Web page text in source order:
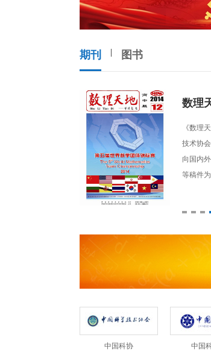
期刊 图书
数理
《数理
技术协
刊用稿
有：基
选法统筹法与经济数学研究
池宏
会第
专家
中国科协 中国